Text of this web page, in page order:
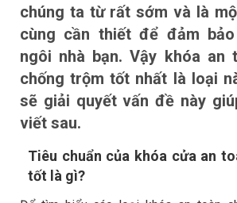
chúng ta từ rất sớm và là
cùng cần thiết để đảm
ngôi nhà bạn. Vậy khóa an
chống trộm tốt nhất là loại
sẽ giải quyết vấn đề này
viết sau.
Tiêu chuẩn của khóa cửa an
tốt là gì?